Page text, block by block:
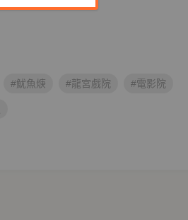
#魷魚焿 #龍宮戲院 #電影院